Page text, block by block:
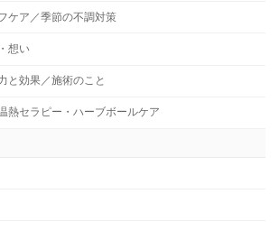
ケア／季節の不調対策
想い
と効果／施術のこと
熱セラピー・ハーブボールケア